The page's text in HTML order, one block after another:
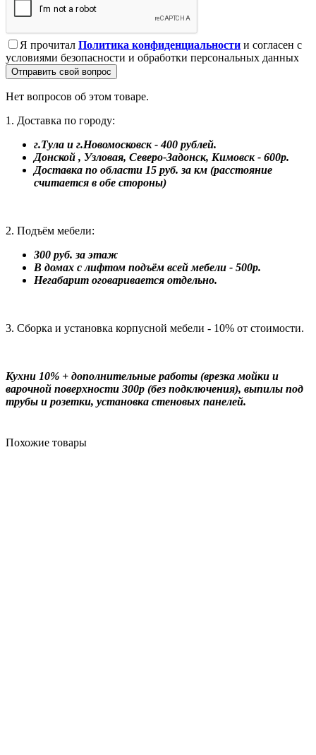
Я прочитал Политика конфиденциальности и согласен с
условиями безопасности и обработки персональных данных
Отправить свой вопрос
Нет вопросов об этом товаре.
1. Доставка по городу:
г.Тула и г.Новомосковск - 400 рублей.
Донской , Узловая, Северо-Задонск, Кимовск - 600р.
Доставка по области 15 руб. за км (расстояние
считается в обе стороны)
2. Подъём мебели:
300 руб. за этаж
В домах с лифтом подъём всей мебели - 500р.
Негабарит оговаривается отдельно.
3. Сборка и установка корпусной мебели - 10% от стоимости.
Кухни 10% + дополнительные работы (врезка мойки и
варочной поверхности 300р (без подключения), выпилы под
трубы и розетки, установка стеновых панелей.
Похожие товары